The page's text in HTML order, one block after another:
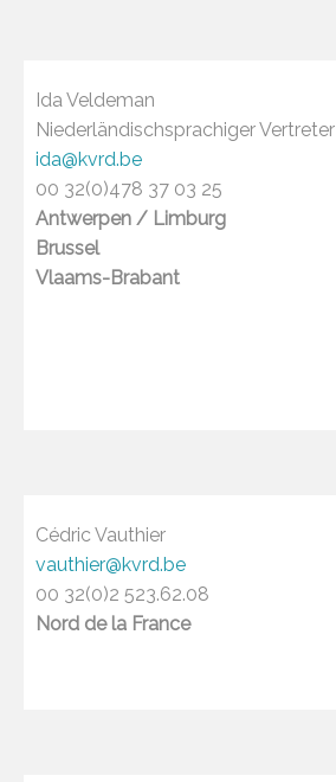
Ida Veldeman
Niederländischsprachiger Vertreter
ida@kvrd.be
00 32(0)478 37 03 25
Antwerpen / Limburg
Brussel
Vlaams-Brabant
Cédric Vauthier
vauthier@kvrd.be
00 32(0)2 523.62.08
Nord de la France